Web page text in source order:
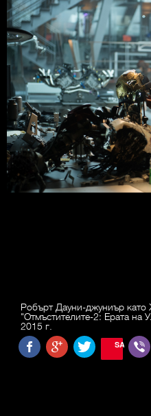
Робърт Дауни-джуниър
"Отмъстителите-2: Ерата на
2015 г.
SAVE